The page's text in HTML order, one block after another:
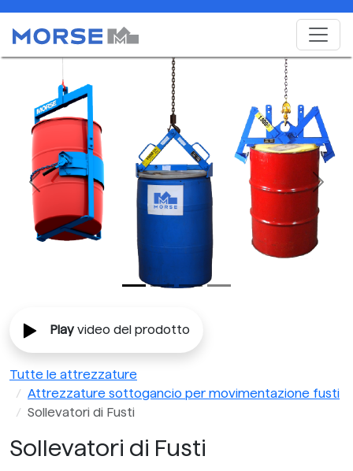
Previous Next
Playvideo del prodotto
Tutte le attrezzature
Attrezzature sottogancio per movimentazione fusti
Sollevatori di Fusti
Sollevatori di Fusti